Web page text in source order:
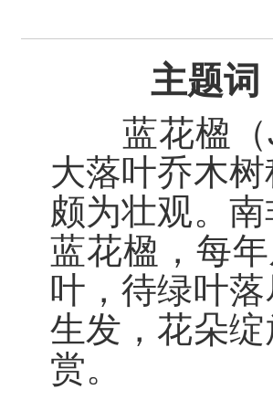
主题词
蓝花楹（
大落叶乔木
颇为壮观。
蓝花楹，每
叶，待绿叶
生发，花朵
赏。